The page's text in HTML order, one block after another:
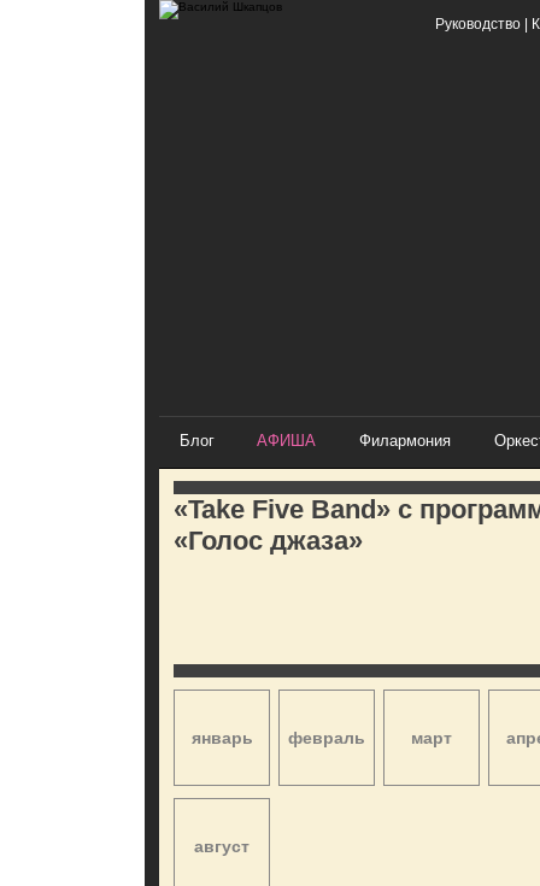
Руководство
Блог АФИША Филармония
«Take Five Band» с
«Голос джаза»
январь февраль март
август